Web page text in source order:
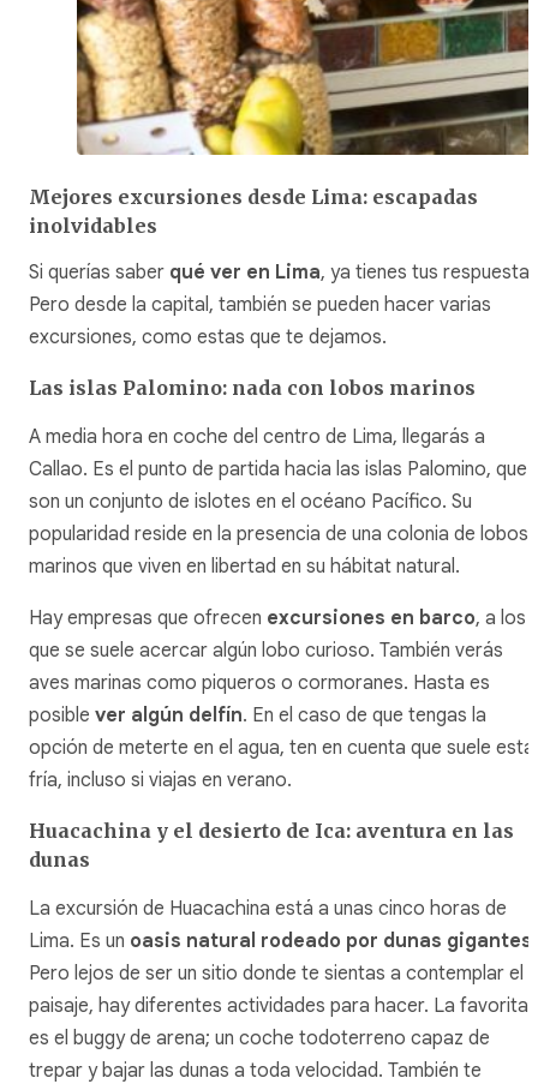
Mejores excursiones desde Lima: escapadas
inolvidables
Si querías saber qué ver en Lima, ya tienes tus
Pero desde la capital, también se pueden hacer varias
excursiones, como estas que te dejamos.
Las islas Palomino: nada con lobos marinos
A media hora en coche del centro de Lima, llegarás a
Callao. Es el punto de partida hacia las islas Palomino, que
son un conjunto de islotes en el océano Pacífico. Su
popularidad reside en la presencia de una colonia de lobos
marinos que viven en libertad en su hábitat natural.
Hay empresas que ofrecen excursiones en barco, a los
que se suele acercar algún lobo curioso. También verás
aves marinas como piqueros o cormoranes. Hasta es
posible ver algún delfín. En el caso de que tengas la
opción de meterte en el agua, ten en cuenta que suele
fría, incluso si viajas en verano.
Huacachina y el desierto de Ica: aventura en las
dunas
La excursión de Huacachina está a unas cinco horas de
Lima. Es un oasis natural rodeado por dunas gigantes
Pero lejos de ser un sitio donde te sientas a contemplar el
paisaje, hay diferentes actividades para hacer. La favorita
es el buggy de arena; un coche todoterreno capaz de
trepar y bajar las dunas a toda velocidad. También te